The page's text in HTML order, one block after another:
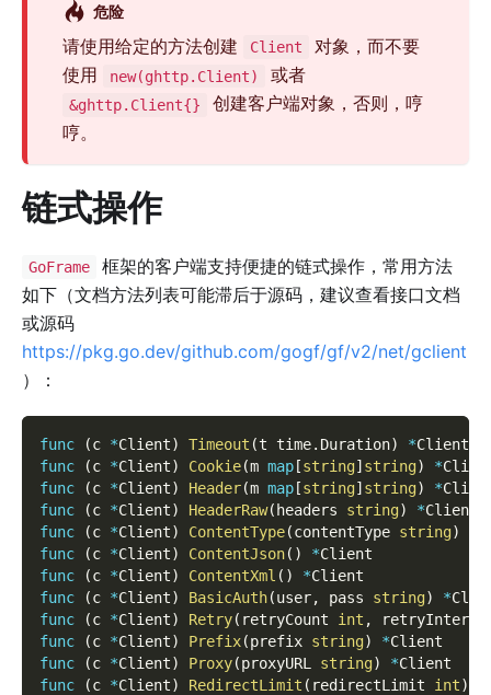
危险
请使用给定的方法创建 Client
对象，而不要
使用
new(ghttp.Client) 或者
&ghttp.Client{}
创建客户端对象，否则，哼
哼。
链式操作
GoFrame
框架的客户端支持便捷的链式操作，常用方法
如下（文档方法列表可能滞后于源码，建议查看接口文档
或源码
https://pkg.go.dev/github.com/gogf/gf/v2/net/gclient
）：
func (c *Client) Timeout (t time. Duration) *Client
func
(c *Client) Cookie(m map [string] string) *
func
(c *Client) Header(m map [string] string) *
func
(c *Client) HeaderRaw( headers string) *Client
func
(c *Client) ContentType(contentType string)
func
(c *Client) ContentJson( ) *Client
func
(c *Client) ContentXml ( ) *Client
func
(c *Client) BasicAuth(user, pass string) *
func
(c *Client) Retry( retryCount int ,
func
(c *Client) Prefix(prefix string) *Client
func
(c *Client) Proxy(proxyURL string) *Client
func
(c *Client) RedirectLimit ( redirectLimit int)